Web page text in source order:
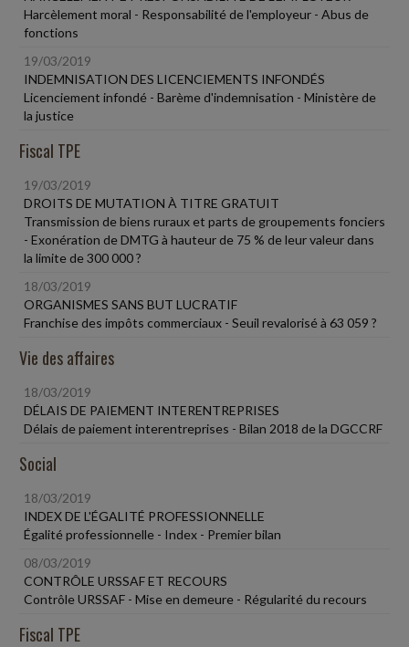
Harcèlement moral - Responsabilité de l'employeur - Abus de
fonctions
19/03/2019
INDEMNISATION DES LICENCIEMENTS INFONDÉS
Licenciement infondé - Barème d'indemnisation - Ministère de
la justice
Fiscal TPE
19/03/2019
DROITS DE MUTATION À TITRE GRATUIT
Transmission de biens ruraux et parts de groupements fonciers
- Exonération de DMTG à hauteur de 75 % de leur valeur dans
la limite de 300 000 ?
18/03/2019
ORGANISMES SANS BUT LUCRATIF
Franchise des impôts commerciaux - Seuil revalorisé à 63 059 ?
Vie des affaires
18/03/2019
DÉLAIS DE PAIEMENT INTERENTREPRISES
Délais de paiement interentreprises - Bilan 2018 de la DGCCRF
Social
18/03/2019
INDEX DE L'ÉGALITÉ PROFESSIONNELLE
Égalité professionnelle - Index - Premier bilan
08/03/2019
CONTRÔLE URSSAF ET RECOURS
Contrôle URSSAF - Mise en demeure - Régularité du recours
Fiscal TPE